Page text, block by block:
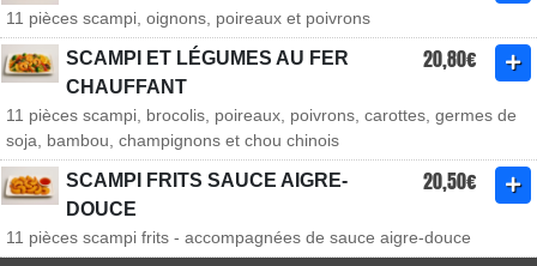
11 pièces scampi, oignons, poireaux et poivrons
SCAMPI ET LÉGUMES AU FER
CHAUFFANT
20,80€
11 pièces scampi, brocolis, poireaux, poivrons, carottes, germes de
soja, bambou, champignons et chou chinois
SCAMPI FRITS SAUCE AIGRE-
DOUCE
20,50€
11 pièces scampi frits - accompagnées de sauce aigre-douce